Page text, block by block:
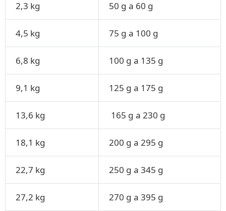
2,3 kg 50 g a 60 g
4,5 kg 75 g a 100 g
6,8 kg 100 g a 135 g
9,1 kg 125 g a 175 g
13,6 kg 165 g a 230 g
18,1 kg 200 g a 295 g
22,7 kg 250 g a 345 g
27,2 kg 270 g a 395 g